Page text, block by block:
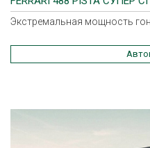
Экстремальная мощность